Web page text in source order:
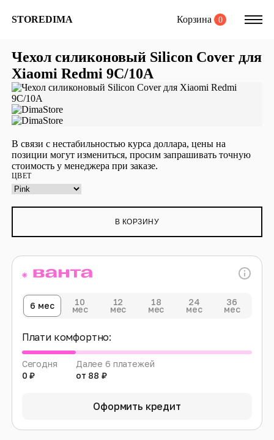
STOREDIMA Корзина 0
Чехол силиконовый Silicon Cover для
Xiaomi Redmi 9C/10A
В связи с нестабильностью курса доллара, цены на
позиции могут измениться, просим запрашивать точную
стоимость у менеджера при заказе.
ЦВЕТ
В КОРЗИНУ
6 мес 10
мес
12
мес
18
мес
24
мес
36
мес
Плати комфортно:
Сегодня
0 ₽
Далее 6 платежей
от 88 ₽
Оформить кредит